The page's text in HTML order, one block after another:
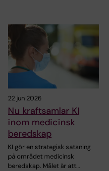
22 jun 2026
Nu kraftsamlar KI
inom medicinsk
beredskap
KI gör en strategisk satsning
på området medicinsk
beredskap. Målet är att…